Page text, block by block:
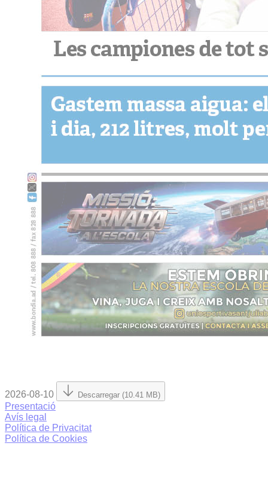
2026-08-10 Descarregar (10.41 MB)
Presentació
Avís legal
Política de Privacitat
Política de Cookies